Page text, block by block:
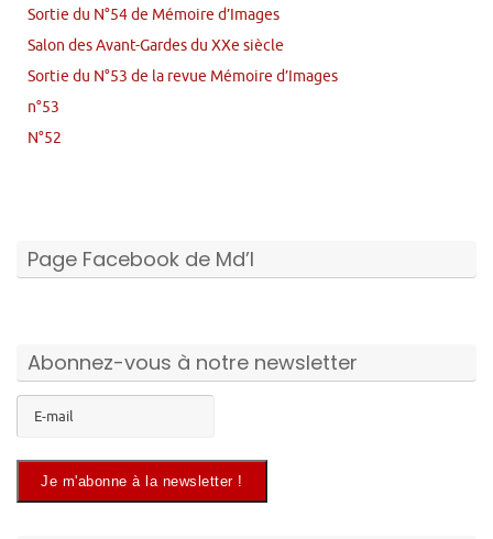
Sortie du N°54 de Mémoire d’Images
Salon des Avant-Gardes du XXe siècle
Sortie du N°53 de la revue Mémoire d’Images
n°53
N°52
Page Facebook de Md’I
Abonnez-vous à notre newsletter